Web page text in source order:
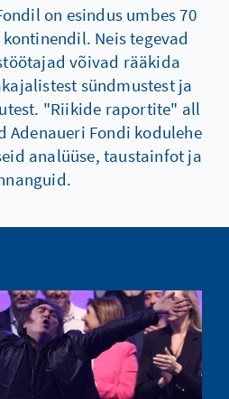
on esindus umbes 70
Neis tegevad
võivad rääkida
sündmustest ja
"Riikide raportite" all
Adenaueri Fondi kodulehe
analüüse, taustainfot ja